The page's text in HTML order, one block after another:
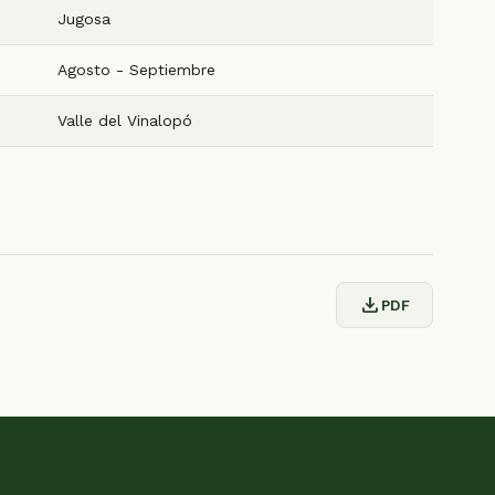
Jugosa
Agosto - Septiembre
Valle del Vinalopó
download PDF